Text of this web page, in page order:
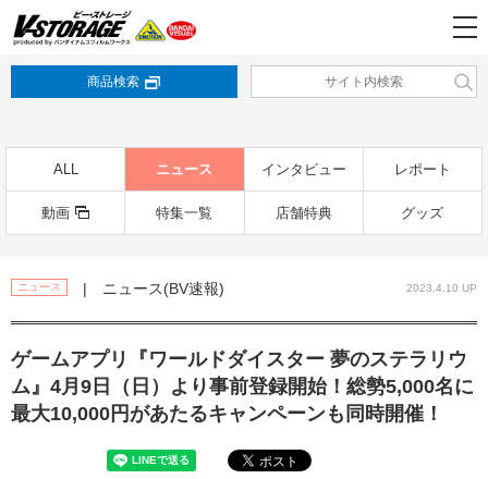
商品検索
ALL ニュース インタビュー レポート
動画 特集一覧 店舗特典 グッズ
ニュース | ニュース(BV速報) 2023.4.10 UP
ゲームアプリ『ワールドダイスター 夢のステラリウ
ム』4月9日（日）より事前登録開始！総勢5,000名に
最大10,000円があたるキャンペーンも同時開催！